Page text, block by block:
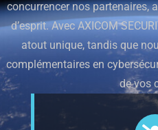
concurrencer nos partenaires,
d’esprit. Avec AXICOM
atout unique, tandis que
complémentaires en
de vos